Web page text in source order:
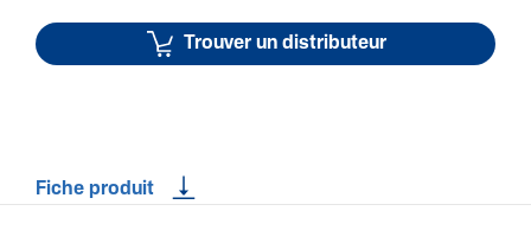
Trouver un distributeur
Fiche produit